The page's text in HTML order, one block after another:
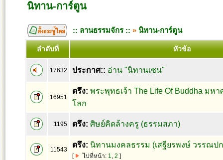
นิทาน-การ์ตูน
:: ลานธรรมจักร :: » นิทาน-การ์ตูน
ลำดับที่ หัวข้อ
17632 ประกาศ:: อ่าน "นิทานเซน"
16951
ตรึง: พระพุทธเจ้า The Life Of Buddha มห
โลก
1195 ตรึง: ศิษย์คิดล้างครู (ธรรมสภา)
11543
ตรึง: นิทานมงคลธรรม (เสฐียรพงษ์ วรรณป
[ ไปที่หน้า: 1, 2 ]